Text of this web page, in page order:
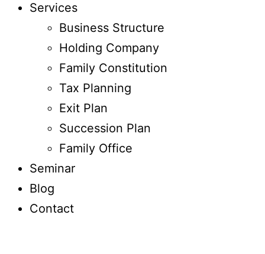
Services
Business Structure
Holding Company
Family Constitution
Tax Planning
Exit Plan
Succession Plan
Family Office
Seminar
Blog
Contact